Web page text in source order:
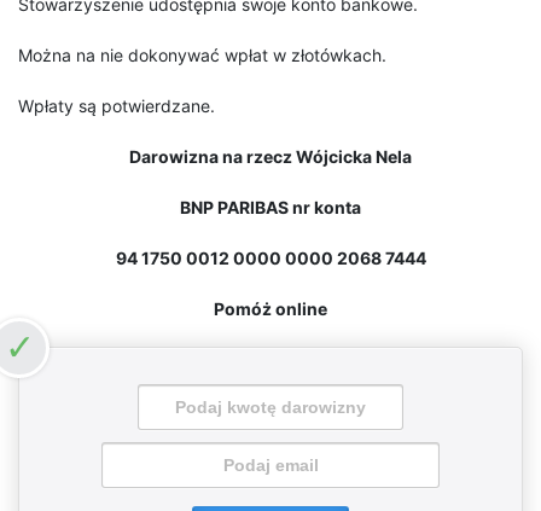
Stowarzyszenie udostępnia swoje konto bankowe.
Można na nie dokonywać wpłat w złotówkach.
Wpłaty są potwierdzane.
Darowizna na rzecz Wójcicka Nela
BNP PARIBAS nr konta
94 1750 0012 0000 0000 2068 7444
Pomóż online